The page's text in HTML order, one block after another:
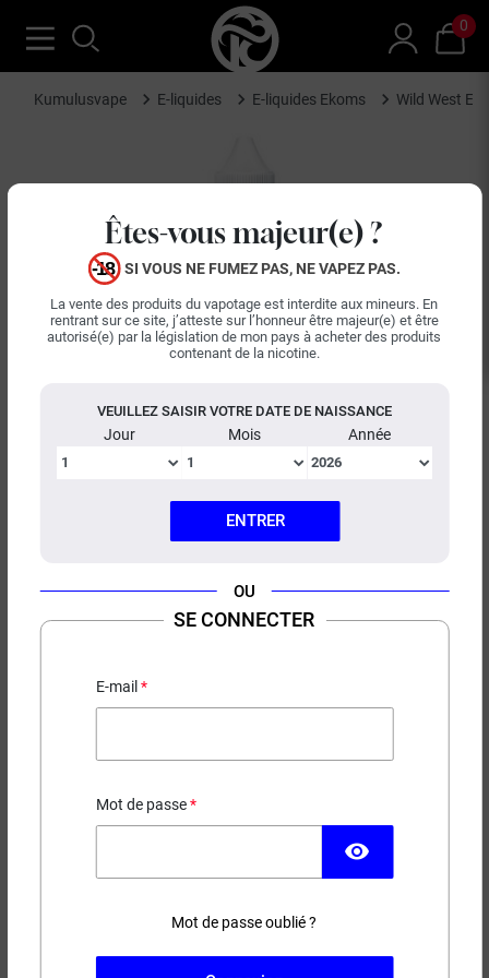
Êtes-vous majeur(e) ?
SI VOUS NE FUMEZ PAS, NE VAPEZ PAS.
La vente des produits du vapotage est interdite aux mineurs. En
rentrant sur ce site, j’atteste sur l’honneur être majeur(e) et être
autorisé(e) par la législation de mon pays à acheter des produits
contenant de la nicotine.
VEUILLEZ SAISIR VOTRE DATE DE NAISSANCE
Jour Mois Année
ENTRER
OU
SE CONNECTER
E-mail
Mot de passe
visibility
Mot de passe oublié ?
0
Kumulusvape E-liquides E-liquides Ekoms Wild West
E-LIQUIDE WILD WEST EKOMS
Classic blond
EN STOCK
Contenance Taux de nicotine